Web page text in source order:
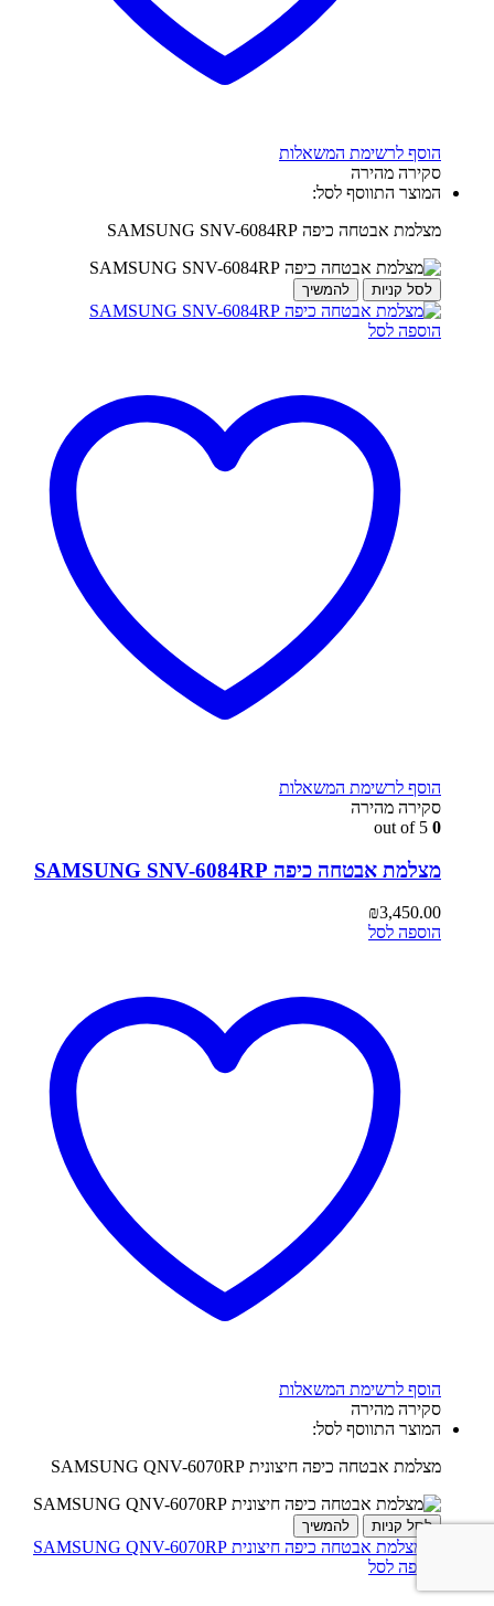
הוסף לרשימת המשאלות
סקירה מהירה
המוצר התווסף לסל:
מצלמת אבטחה כיפה SAMSUNG SNV-6084RP
לסל קניות להמשיך
הוספה לסל
הוסף לרשימת המשאלות
סקירה מהירה
0
מצלמת אבטחה כיפה SAMSUNG SNV-6084RP
₪3,450.00
הוספה לסל
הוסף לרשימת המשאלות
סקירה מהירה
המוצר התווסף לסל:
מצלמת אבטחה כיפה חיצונית SAMSUNG QNV-6070RP
לסל קניות להמשיך
הוספה לסל